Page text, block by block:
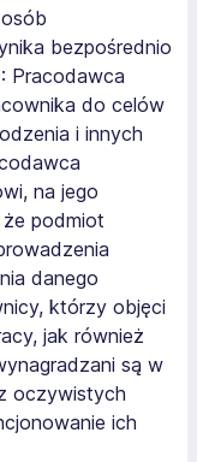
bezpośrednio
Pracodawca
do celów
i innych
na jego
podmiot
danego
którzy objęci
jak również
są w
oczywistych
ich